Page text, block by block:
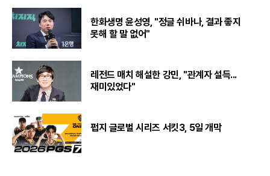
한화생명 윤성영, "정글 쉬바나, 결과 좋지
못해 할 말 없어"
레전드 매치 해설한 강민, "관계자 설득...
재미있었다"
펍지 글로벌 시리즈 서킷3, 5일 개막